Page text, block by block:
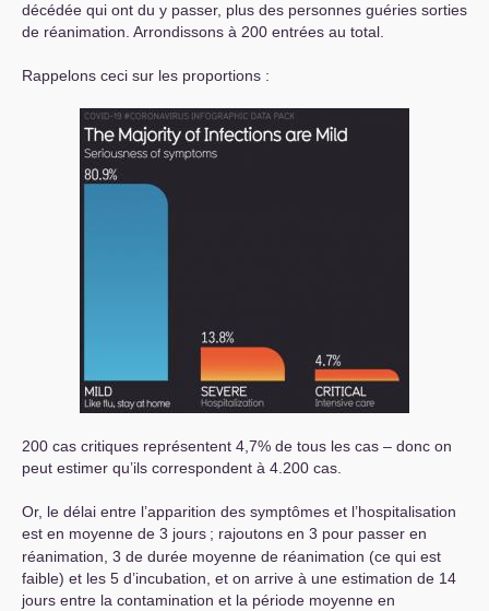
décédée qui ont du y passer, plus des personnes guéries sorties
de réanimation. Arrondissons à 200 entrées au total.
Rappelons ceci sur les proportions :
200 cas critiques représentent 4,7% de tous les cas – donc on
peut estimer qu’ils correspondent à 4.200 cas.
Or, le délai entre l’apparition des symptômes et l’hospitalisation
est en moyenne de 3 jours ; rajoutons en 3 pour passer en
réanimation, 3 de durée moyenne de réanimation (ce qui est
faible) et les 5 d’incubation, et on arrive à une estimation de 14
jours entre la contamination et la période moyenne en